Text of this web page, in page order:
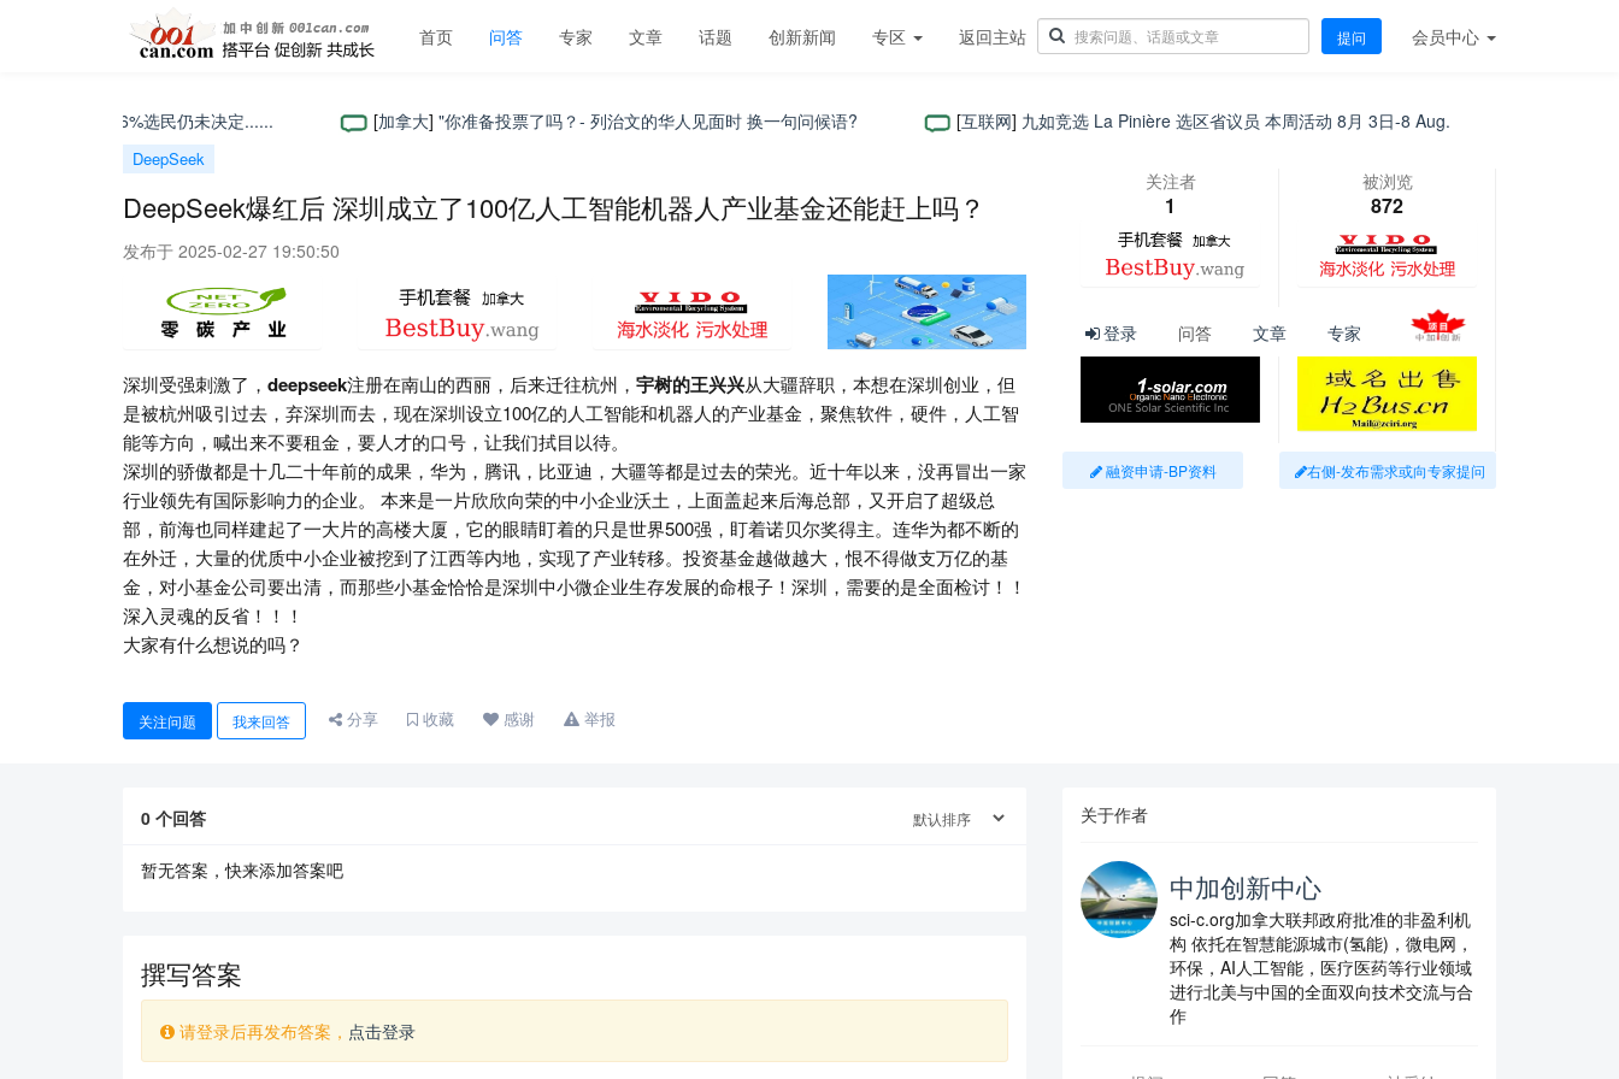
首页 问答 专家 文章 话题 创新新闻 专区 返回主站 提问 会员中心
选举，但26%选民仍未决定...... [加拿大] "你准备投票了吗？- 列治⽂的华⼈⻅⾯时 换⼀句问候语? [互联网] 九如竞选 La Pinière 选区省议员 本周活动 8月 3日-8 Aug.
DeepSeek
DeepSeek爆红后 深圳成立了100亿人工智能机器人产业基金还能赶上吗？
发布于 2025-02-27 19:50:50
深圳受强刺激了， deepseek注册在南山的西丽，后来迁往杭州， 宇树的王兴兴从大疆辞职，本想在深圳创业，但
是被杭州吸引过去，弃深圳而去，现在深圳设立100亿的人工智能和机器人的产业基金，聚焦软件，硬件，人工智
能等方向，喊出来不要租金，要人才的口号，让我们拭目以待。
深圳的骄傲都是十几二十年前的成果，华为，腾讯，比亚迪，大疆等都是过去的荣光。近十年以来，没再冒出一家
行业领先有国际影响力的企业。 本来是一片欣欣向荣的中小企业沃土，上面盖起来后海总部，又开启了超级总
部，前海也同样建起了一大片的高楼大厦，它的眼睛盯着的只是世界500强，盯着诺贝尔奖得主。连华为都不断的
在外迁，大量的优质中小企业被挖到了江西等内地，实现了产业转移。投资基金越做越大，恨不得做支万亿的基
金，对小基金公司要出清，而那些小基金恰恰是深圳中小微企业生存发展的命根子！深圳，需要的是全面检讨！！
深入灵魂的反省！！！
大家有什么想说的吗？
关注者
1
被浏览
872
登录 问答 文章 专家
融资申请-BP资料 右侧-发布需求或向专家提问
关注问题 我来回答 分享 收藏 感谢 举报
0 个回答
暂无答案，快来添加答案吧
撰写答案
请登录后再发布答案， 点击登录
关于作者
中加创新中心
sci-c.org加拿大联邦政府批准的非盈利机
构 依托在智慧能源城市(氢能)，微电网，
环保，AI人工智能，医疗医药等行业领域
进行北美与中国的全面双向技术交流与合
作